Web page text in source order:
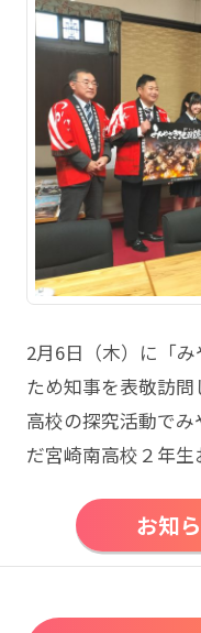
2月6日（木）に「
ため知事を表敬訪問
高校の探究活動で
だ宮崎南高校２年
お知